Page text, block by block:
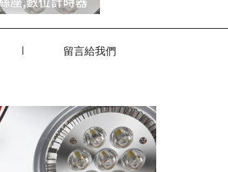
留言給我們